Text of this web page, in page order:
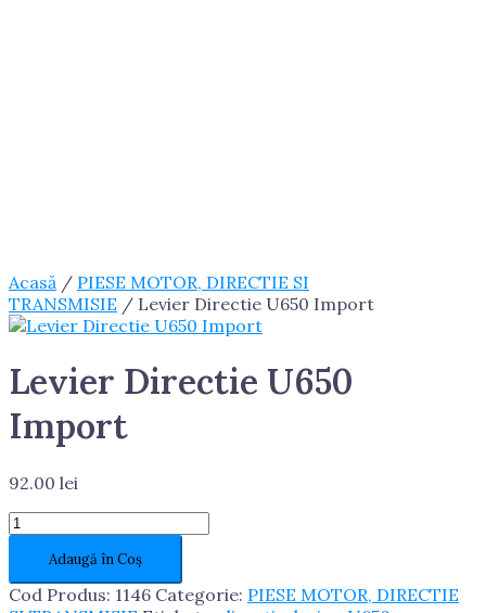
Acasă / PIESE MOTOR, DIRECTIE SI
TRANSMISIE / Levier Directie U650 Import
Levier Directie U650
Import
92.00 lei
Cantitate
Levier
Directie
U650
Import
Adaugă în Coș
Cod Produs: 1146 Categorie: PIESE MOTOR, DIRECTIE